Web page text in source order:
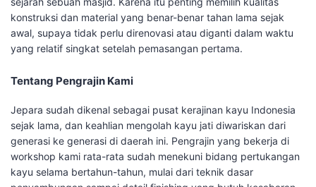
konstruksi dan material yang benar-benar tahan lama sejak
awal, supaya tidak perlu direnovasi atau diganti dalam waktu
yang relatif singkat setelah pemasangan pertama.
Tentang Pengrajin Kami
Jepara sudah dikenal sebagai pusat kerajinan kayu Indonesia
sejak lama, dan keahlian mengolah kayu jati diwariskan dari
generasi ke generasi di daerah ini. Pengrajin yang bekerja di
workshop kami rata-rata sudah menekuni bidang pertukangan
kayu selama bertahun-tahun, mulai dari teknik dasar